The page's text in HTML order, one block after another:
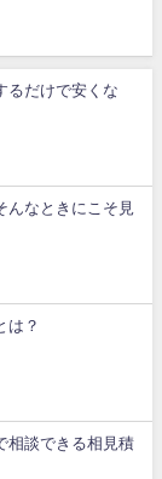
るだけで安くな
んなときにこそ見
は？
相談できる相見積